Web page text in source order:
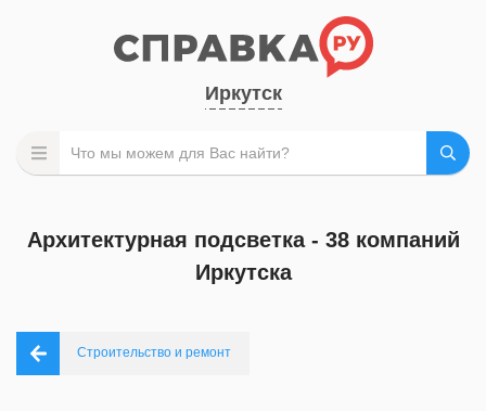
Иркутск
Архитектурная подсветка - 38 компаний
Иркутска
Строительство и ремонт